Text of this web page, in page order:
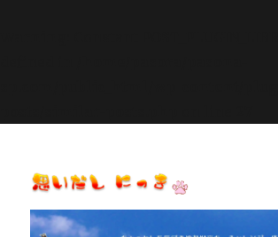
思いだし にっき